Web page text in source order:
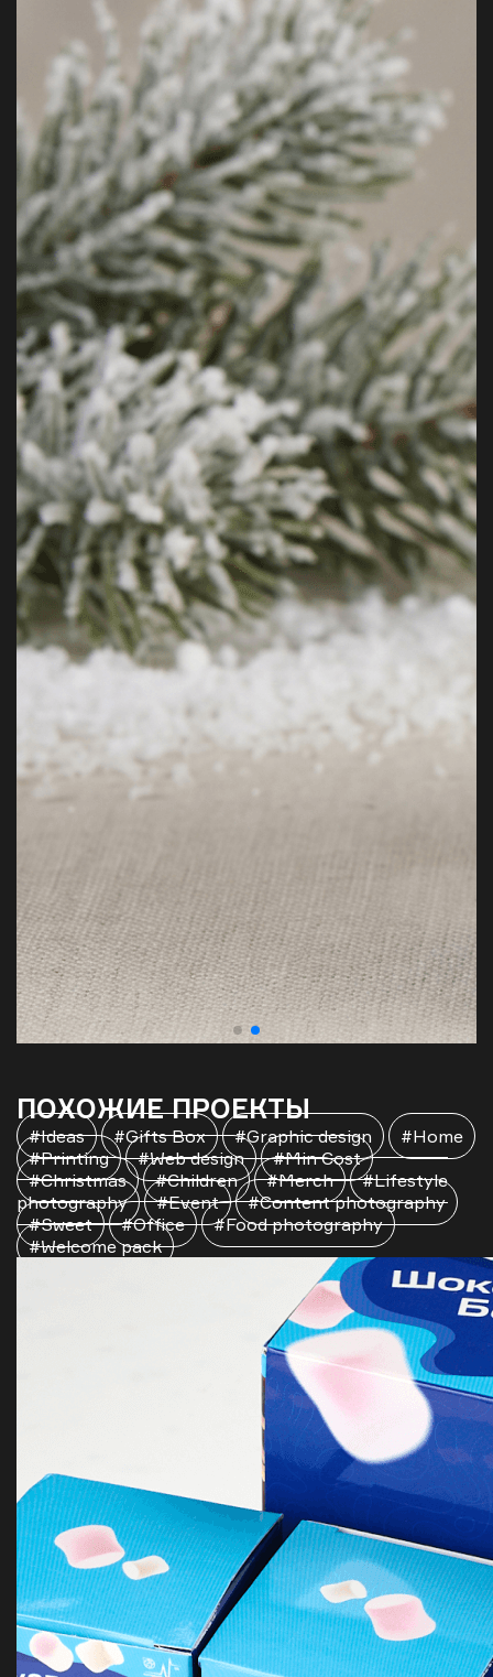
ПОХОЖИЕ ПРОЕКТЫ
#Ideas #Gifts Box #Graphic design
#Home
#Printing
#Web design
#Min Cost
#Christmas
#Children #Merch
#Lifestyle
photography
#Event
#Content photography
#Sweet
#Office
#Food photography
#Welcome pack